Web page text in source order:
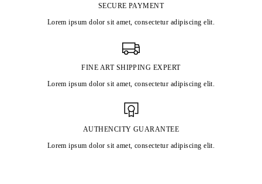
SECURE PAYMENT
Lorem ipsum dolor sit amet, consectetur adipiscing elit.
FINE ART SHIPPING EXPERT
Lorem ipsum dolor sit amet, consectetur adipiscing elit.
AUTHENCITY GUARANTEE
Lorem ipsum dolor sit amet, consectetur adipiscing elit.